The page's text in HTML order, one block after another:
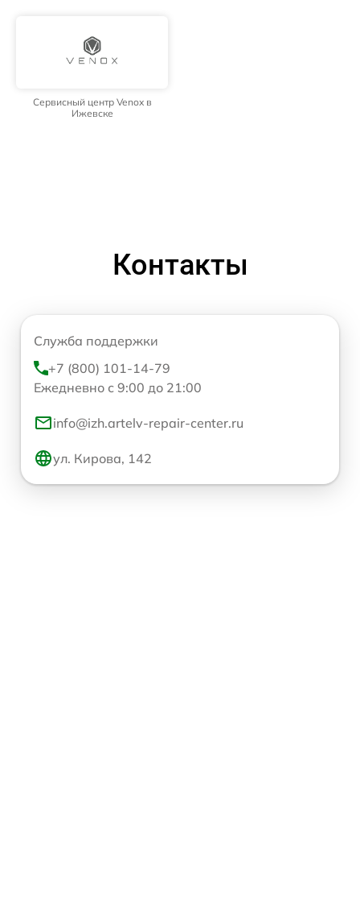
Сервисный центр Venox в
Ижевске
Контакты
Служба поддержки
+7 (800) 101-14-79
Ежедневно с 9:00 до 21:00
info@izh.artelv-repair-center.ru
ул. Кирова, 142